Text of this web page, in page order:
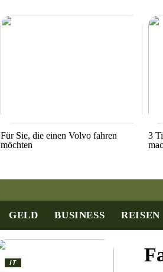
Für Sie, die einen Volvo fahren
möchten
3
GELD BUSINESS REISEN
IT